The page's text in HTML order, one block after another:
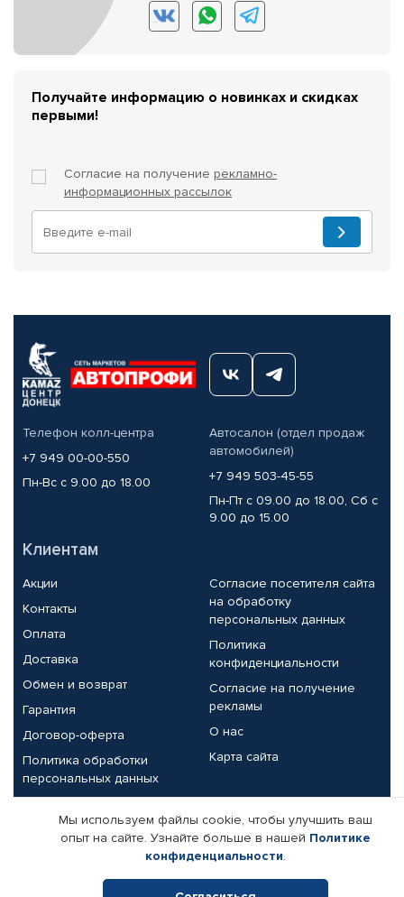
Получайте информацию о новинках и скидках
первыми!
Согласие на получение рекламно-
информационных рассылок
Телефон колл-центра
+7 949 00-00-550
Пн-Вс с 9.00 до 18.00
Автосалон (отдел продаж
автомобилей)
+7 949 503-45-55
Пн-Пт с 09.00 до 18.00, Сб с
9.00 до 15.00
Клиентам
Акции
Контакты
Оплата
Доставка
Обмен и возврат
Гарантия
Договор-оферта
Политика обработки
персональных данных
Согласие посетителя сайта
на обработку
персональных данных
Политика
конфиденциальности
Согласие на получение
рекламы
О нас
Карта сайта
Партнерам
Корпоративным клиентам
Поставщикам
Реквизиты компании
Мы используем файлы cookie, чтобы улучшить ваш
опыт на сайте. Узнайте больше в нашей Политике
конфиденциальности.